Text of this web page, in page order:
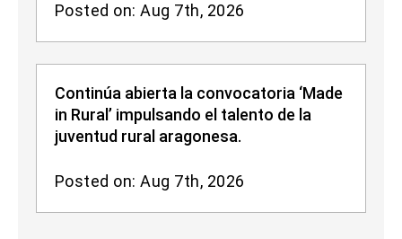
Posted on: Aug 7th, 2026
Continúa abierta la convocatoria ‘Made
in Rural’ impulsando el talento de la
juventud rural aragonesa.
Posted on: Aug 7th, 2026